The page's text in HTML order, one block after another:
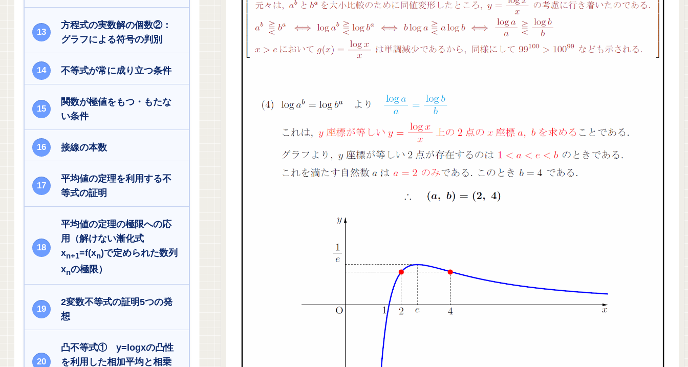
方程式の実数解の個数②：
グラフによる符号の判別
不等式が常に成り立つ条件
関数が極値をもつ・もたな
い条件
接線の本数
平均値の定理を利用する不
等式の証明
平均値の定理の極限への応
用（解けない漸化式
xn+1=f(xn)で定められた数列
xnの極限）
2変数不等式の証明5つの発
想
凸不等式① y=logxの凸性
を利用した相加平均と相乗